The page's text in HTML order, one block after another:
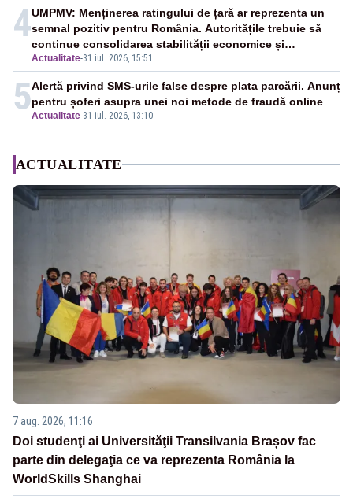
4
Actualitate-31 iul. 2026, 15:51
UMPMV: Menținerea ratingului de țară ar reprezenta un
semnal pozitiv pentru România. Autoritățile trebuie să
continue consolidarea stabilității economice și
financiare
5Actualitate-31 iul. 2026, 13:10
Alertă privind SMS-urile false despre plata parcării. Anunț
pentru șoferi asupra unei noi metode de fraudă online
ACTUALITATE
7 aug. 2026, 11:16
Doi studenţi ai Universităţii Transilvania Brașov fac
parte din delegaţia ce va reprezenta România la
WorldSkills Shanghai